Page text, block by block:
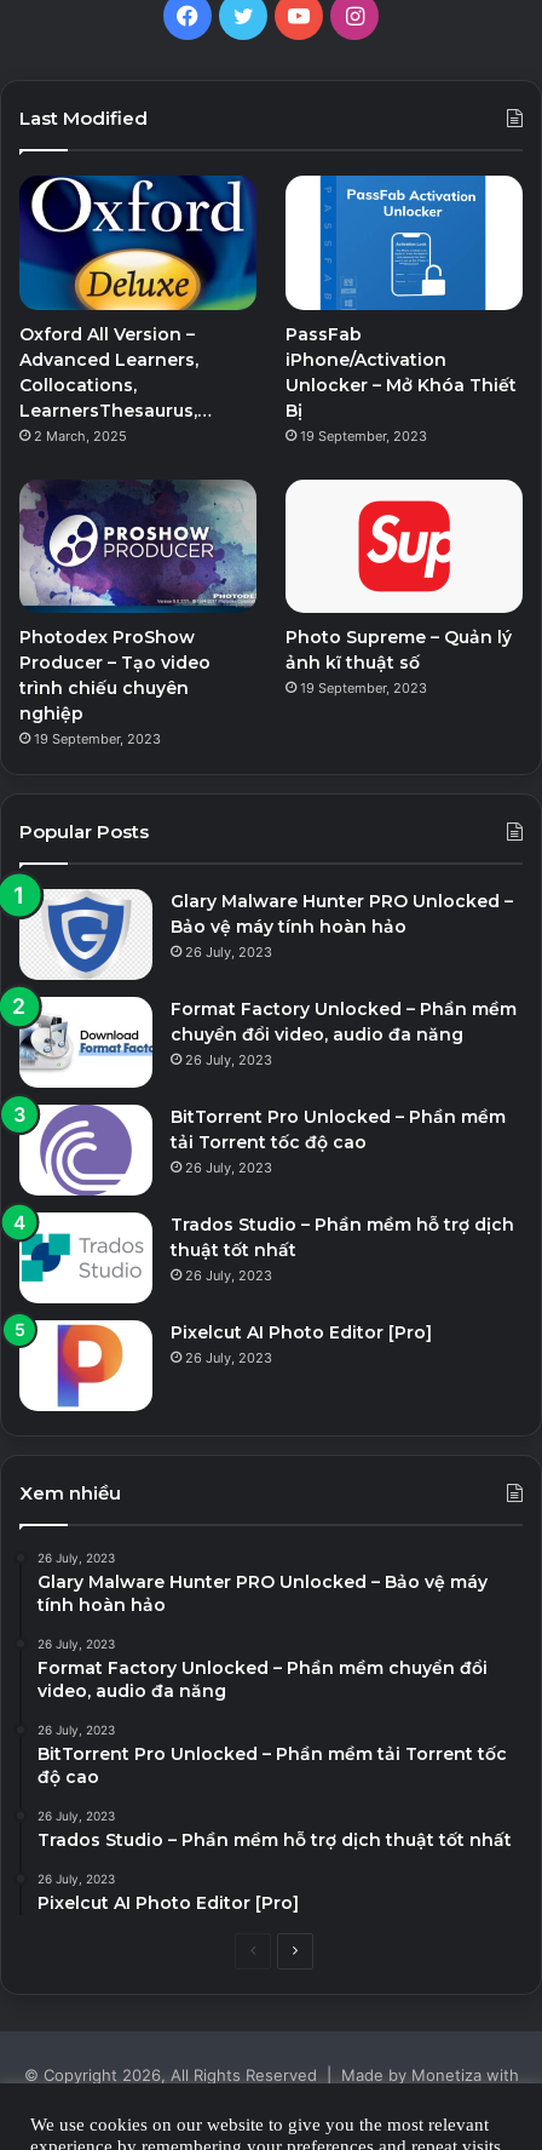
Facebook
TwitterYouTubeInstagram
Last Modified
Oxford All Version –
Advanced Learners,
Collocations,
LearnersThesaurus,…
2 March, 2025
PassFab
iPhone/Activation
Unlocker – Mở Khóa Thiết
Bị
19 September, 2023
Photodex ProShow
Producer – Tạo video
trình chiếu chuyên
nghiệp
19 September, 2023
Photo Supreme – Quản lý
ảnh kĩ thuật số
19 September, 2023
Popular Posts
Glary Malware Hunter PRO Unlocked –
Bảo vệ máy tính hoàn hảo
26 July, 2023
Format Factory Unlocked – Phần mềm
chuyển đổi video, audio đa năng
26 July, 2023
BitTorrent Pro Unlocked – Phần mềm
tải Torrent tốc độ cao
26 July, 2023
Trados Studio – Phần mềm hỗ trợ dịch
thuật tốt nhất
26 July, 2023
Pixelcut AI Photo Editor [Pro]
26 July, 2023
Xem nhiều
26 July, 2023
Glary Malware Hunter PRO Unlocked – Bảo vệ máy
tính hoàn hảo
26 July, 2023
Format Factory Unlocked – Phần mềm chuyển đổi
video, audio đa năng
26 July, 2023
BitTorrent Pro Unlocked – Phần mềm tải Torrent tốc
độ cao
26 July, 2023
Trados Studio – Phần mềm hỗ trợ dịch thuật tốt nhất
26 July, 2023
Pixelcut AI Photo Editor [Pro]
PreviousNext
© Copyright 2026, All Rights Reserved | Made by Monetiza with
We use cookies on our website to give you the most relevant